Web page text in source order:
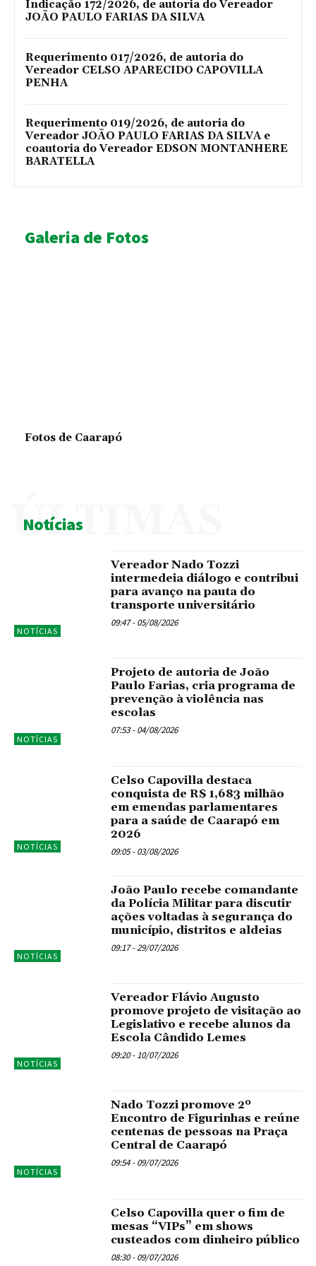
Indicação 172/2026, de autoria do Vereador
JOÃO PAULO FARIAS DA SILVA
Requerimento 017/2026, de autoria do
Vereador CELSO APARECIDO CAPOVILLA
PENHA
Requerimento 019/2026, de autoria do
Vereador JOÃO PAULO FARIAS DA SILVA e
coautoria do Vereador EDSON MONTANHERE
BARATELLA
Notícias
ÚLTIMAS
NOTÍCIAS
Vereador Nado Tozzi
intermedeia diálogo e contribui
para avanço na pauta do
transporte universitário
09:47 - 05/08/2026
NOTÍCIAS
Projeto de autoria de João
Paulo Farias, cria programa de
prevenção à violência nas
escolas
07:53 - 04/08/2026
NOTÍCIAS
Celso Capovilla destaca
conquista de R$ 1,683 milhão
em emendas parlamentares
para a saúde de Caarapó em
2026
09:05 - 03/08/2026
NOTÍCIAS
João Paulo recebe comandante
da Polícia Militar para discutir
ações voltadas à segurança do
município, distritos e aldeias
09:17 - 29/07/2026
NOTÍCIAS
Vereador Flávio Augusto
promove projeto de visitação ao
Legislativo e recebe alunos da
Escola Cândido Lemes
09:20 - 10/07/2026
NOTÍCIAS
Nado Tozzi promove 2º
Encontro de Figurinhas e reúne
centenas de pessoas na Praça
Central de Caarapó
09:54 - 09/07/2026
Celso Capovilla quer o fim de
mesas “VIPs” em shows
custeados com dinheiro público
08:30 - 09/07/2026
Galeria de Fotos
Fotos de Caarapó